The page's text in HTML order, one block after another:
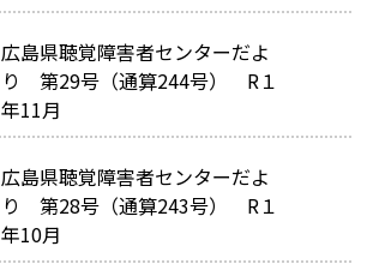
広島県聴覚障害者センターだよ
り 第29号（通算244号） R１
年11月
広島県聴覚障害者センターだよ
り 第28号（通算243号） R１
年10月